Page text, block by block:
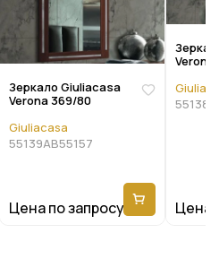
Зеркало Giuliacasa
Verona 369/80
Giuliacasa
55139AB55157
Цена по запросу
Verona
Цена